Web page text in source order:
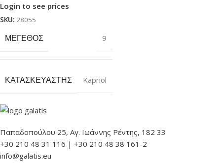
Login to see prices
SKU: 28055
ΜΈΓΕΘΟΣ 9
ΚΑΤΑΣΚΕΥΑΣΤΉΣ Kapriol
Παπαδοπούλου 25, Αγ. Ιωάννης Ρέντης, 182 33
+30 210 48 31 116 | +30 210 48 38 161-2
info@galatis.eu